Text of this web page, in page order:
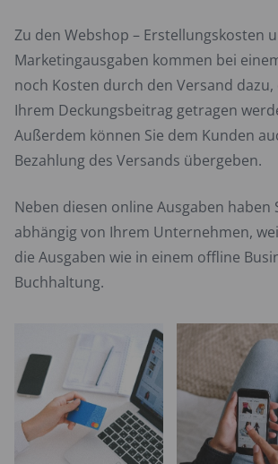
Zu den Webshop – Erstellungskosten
Marketingausgaben kommen bei
noch Kosten durch den Versand
Ihrem Deckungsbeitrag getragen
Außerdem können Sie dem Kunden
Bezahlung des Versands übergeben.
Neben diesen online Ausgaben haben
abhängig von Ihrem Unternehmen,
die Ausgaben wie in einem offline
Buchhaltung.